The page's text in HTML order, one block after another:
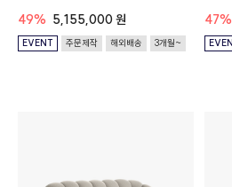
49% 5,155,000 원
EVENT 주문제작 해외배송 3개월~
47%